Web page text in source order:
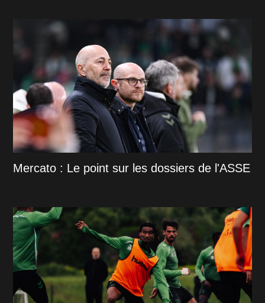
Mercato : Le point sur les dossiers de l'ASSE